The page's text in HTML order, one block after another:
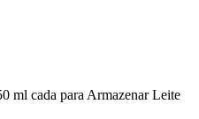
ml cada para Armazenar Leite